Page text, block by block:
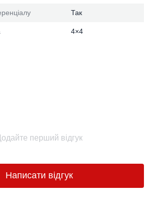
Так
4×4
перший відгук
Написати відгук